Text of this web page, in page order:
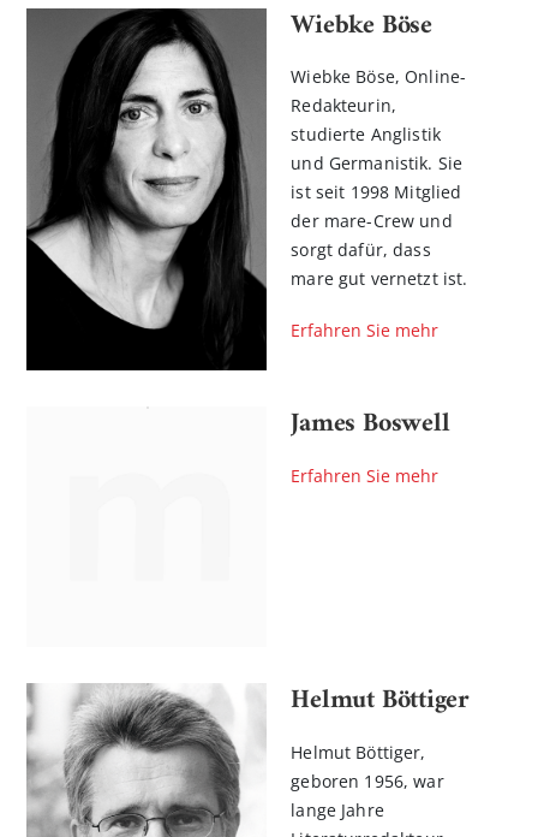
Wiebke Böse
Wiebke Böse, Online-
Redakteurin,
studierte Anglistik
und Germanistik. Sie
ist seit 1998 Mitglied
der mare-Crew und
sorgt dafür, dass
mare gut vernetzt ist.
Erfahren Sie mehr
James Boswell
Erfahren Sie mehr
Helmut Böttiger
Helmut Böttiger,
geboren 1956, war
lange Jahre